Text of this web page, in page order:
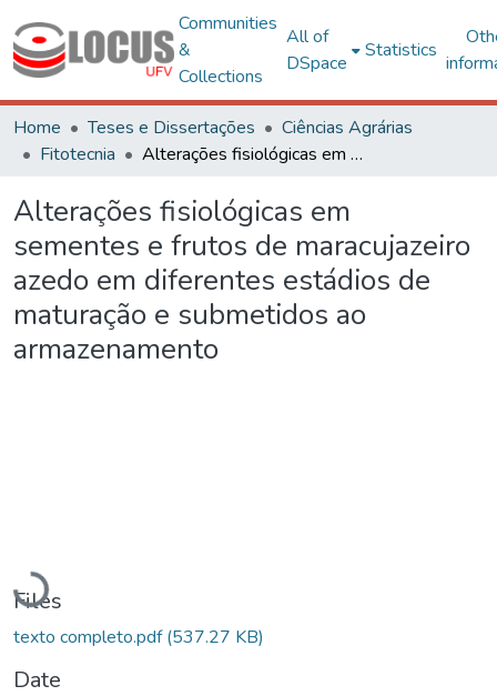
Communities
&
Collections
All of
DSpace
Statistics
Home Teses e Dissertações
Ciências Agrárias
Fitotecnia
Alterações fisiológicas em sementes e frutos de maracujazeiro azedo em diferentes estádios de maturação e submetidos ao armazenamento
Alterações fisiológicas em
sementes e frutos de maracujazeiro
azedo em diferentes estádios de
maturação e submetidos ao
armazenamento
Loading...
Files
texto completo.pdf(537.27 KB)
Date